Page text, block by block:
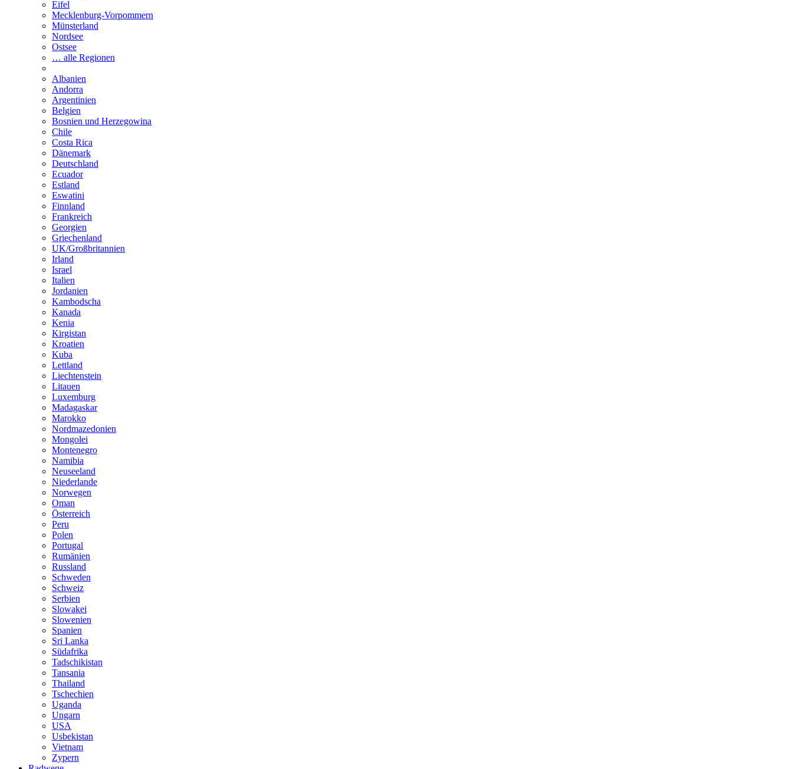
Eifel
Mecklenburg-Vorpommern
Münsterland
Nordsee
Ostsee
… alle Regionen
Albanien
Andorra
Argentinien
Belgien
Bosnien und Herzegowina
Chile
Costa Rica
Dänemark
Deutschland
Ecuador
Estland
Eswatini
Finnland
Frankreich
Georgien
Griechenland
UK/Großbritannien
Irland
Israel
Italien
Jordanien
Kambodscha
Kanada
Kenia
Kirgistan
Kroatien
Kuba
Lettland
Liechtenstein
Litauen
Luxemburg
Madagaskar
Marokko
Nordmazedonien
Mongolei
Montenegro
Namibia
Neuseeland
Niederlande
Norwegen
Oman
Österreich
Peru
Polen
Portugal
Rumänien
Russland
Schweden
Schweiz
Serbien
Slowakei
Slowenien
Spanien
Sri Lanka
Südafrika
Tadschikistan
Tansania
Thailand
Tschechien
Uganda
Ungarn
USA
Usbekistan
Vietnam
Zypern